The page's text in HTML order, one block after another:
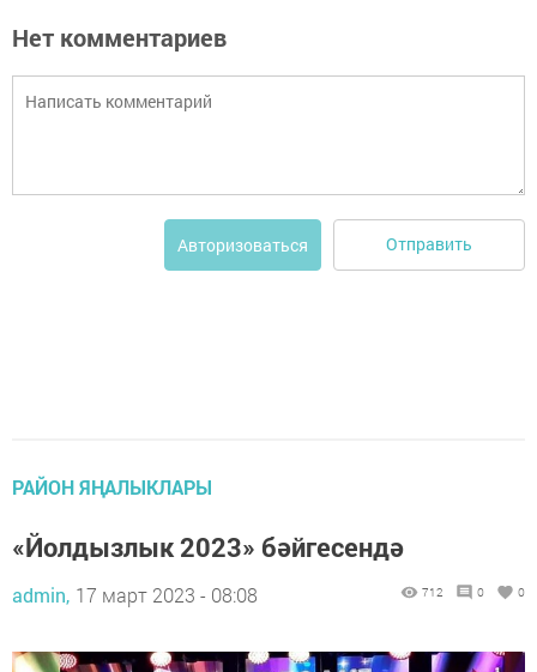
Нет комментариев
Авторизоваться Отправить
РАЙОН ЯҢАЛЫКЛАРЫ
«Йолдызлык 2023» бәйгесендә
admin, 17 март 2023 - 08:08 712 0 0